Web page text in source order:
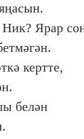
Ярар
кертте,
белән